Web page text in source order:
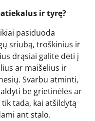
ir tyrę?
pasiduoda
sriubą, troškinius ir
drąsiai galite dėti į
ar maišelius ir
Svarbu atminti,
be grietinėlės ar
tada, kai atšildytą
ant stalo.